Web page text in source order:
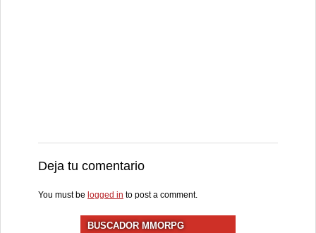
Deja tu comentario
You must be logged in to post a comment.
BUSCADOR MMORPG